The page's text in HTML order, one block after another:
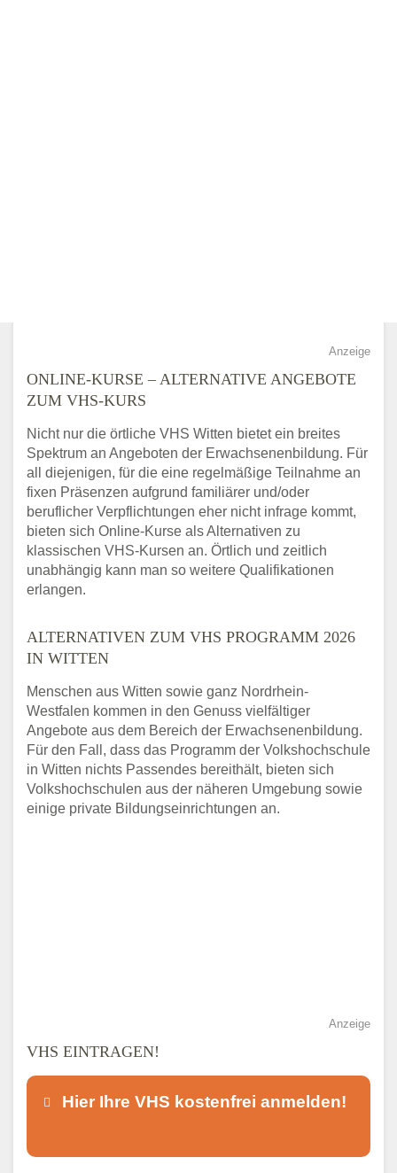
Anzeige
ONLINE-KURSE – ALTERNATIVE ANGEBOTE
ZUM VHS-KURS
Nicht nur die örtliche VHS Witten bietet ein breites
Spektrum an Angeboten der Erwachsenenbildung. Für
all diejenigen, für die eine regelmäßige Teilnahme an
fixen Präsenzen aufgrund familiärer und/oder
beruflicher Verpflichtungen eher nicht infrage kommt,
bieten sich Online-Kurse als Alternativen zu
klassischen VHS-Kursen an. Örtlich und zeitlich
unabhängig kann man so weitere Qualifikationen
erlangen.
ALTERNATIVEN ZUM VHS PROGRAMM 2026
IN WITTEN
Menschen aus Witten sowie ganz Nordrhein-
Westfalen kommen in den Genuss vielfältiger
Angebote aus dem Bereich der Erwachsenenbildung.
Für den Fall, dass das Programm der Volkshochschule
in Witten nichts Passendes bereithält, bieten sich
Volkshochschulen aus der näheren Umgebung sowie
einige private Bildungseinrichtungen an.
Anzeige
VHS EINTRAGEN!
Hier Ihre VHS kostenfrei anmelden!